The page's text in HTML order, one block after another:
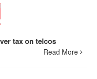
tax on telcos
Read More